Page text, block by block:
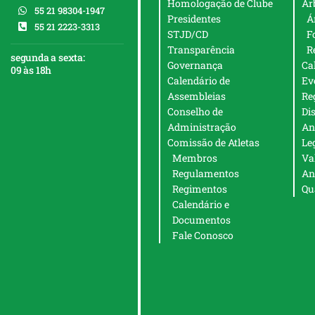
55 21 98304-1947
55 21 2223-3313
segunda a sexta:
09 às 18h
Homologação de Clube
Presidentes
STJD/CD
Transparência
Governança
Calendário de
Assembleias
Conselho de
Administração
Comissão de Atletas
Membros
Regulamentos
Regimentos
Calendário e
Documentos
Fale Conosco